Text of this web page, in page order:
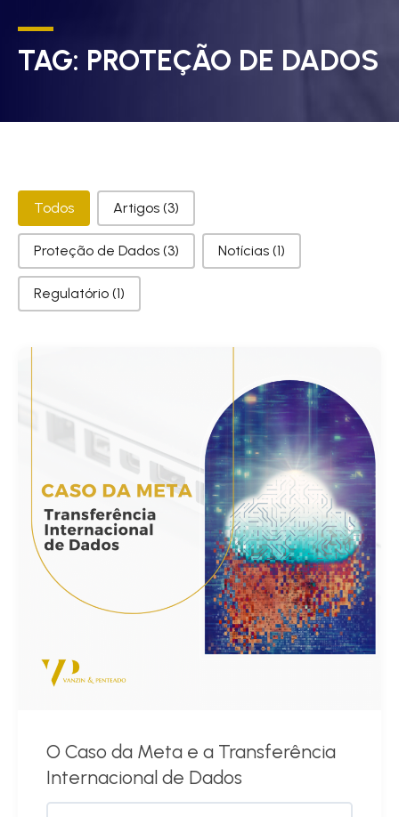
TAG: PROTEÇÃO DE DADOS
Categorias
Todos Artigos (3)
Proteção de Dados (3) Notícias (1)
Regulatório (1)
O Caso da Meta e a Transferência
Internacional de Dados